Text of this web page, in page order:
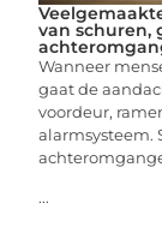
van schuren,
Wanneer
gaat de
voordeur,
alarmsysteem.
...